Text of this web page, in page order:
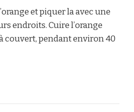
et piquer la avec une
endroits. Cuire l’orange
à couvert, pendant environ 40